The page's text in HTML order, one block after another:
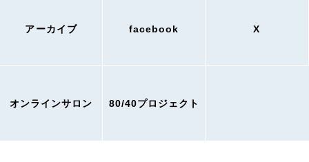
アーカイブ facebook X
オンラインサロン 80/40プロジェクト